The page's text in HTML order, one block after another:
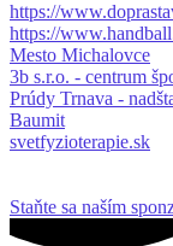
https://
https://
Mesto Michalovce
3b s.r.o. - centrum
Prúdy Trnava -
Baumit
svetfyzioterapie.sk
Staňte sa naším